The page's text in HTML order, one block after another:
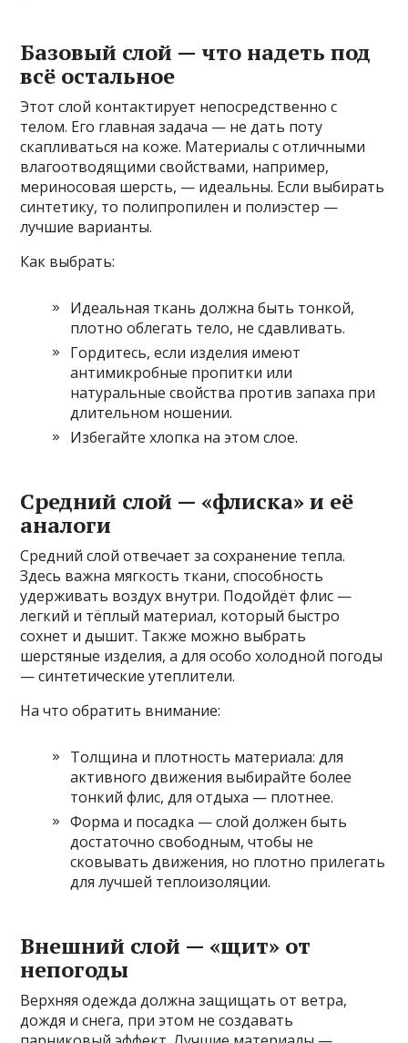
Базовый слой — что надеть под
всё остальное
Этот слой контактирует непосредственно с
телом. Его главная задача — не дать поту
скапливаться на коже. Материалы с отличными
влагоотводящими свойствами, например,
мериносовая шерсть, — идеальны. Если выбирать
синтетику, то полипропилен и полиэстер —
лучшие варианты.
Как выбрать:
Идеальная ткань должна быть тонкой,
плотно облегать тело, не сдавливать.
Гордитесь, если изделия имеют
антимикробные пропитки или
натуральные свойства против запаха при
длительном ношении.
Избегайте хлопка на этом слое.
Средний слой — «флиска» и её
аналоги
Средний слой отвечает за сохранение тепла.
Здесь важна мягкость ткани, способность
удерживать воздух внутри. Подойдёт флис —
легкий и тёплый материал, который быстро
сохнет и дышит. Также можно выбрать
шерстяные изделия, а для особо холодной погоды
— синтетические утеплители.
На что обратить внимание:
Толщина и плотность материала: для
активного движения выбирайте более
тонкий флис, для отдыха — плотнее.
Форма и посадка — слой должен быть
достаточно свободным, чтобы не
сковывать движения, но плотно прилегать
для лучшей теплоизоляции.
Внешний слой — «щит» от
непогоды
Верхняя одежда должна защищать от ветра,
дождя и снега, при этом не создавать